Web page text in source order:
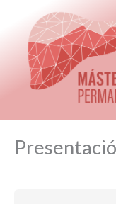
contenido
Presentación
del